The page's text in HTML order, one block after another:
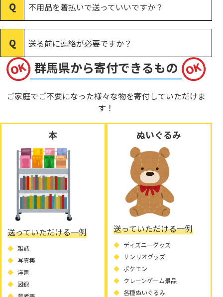
不用品を着払いで送っていいですか？
送る前に連絡が必要ですか？
群馬県から寄付できるもの
ご家庭でご不要になった様々な物を寄付していただけま
す！
本
送っていただける一例
雑誌
写真集
洋書
図録
ぬいぐるみ
送っていただける一例
ディズニーグッズ
サンリオグッズ
ポケモン
クレーンゲーム景品
各種ぬいぐるみ